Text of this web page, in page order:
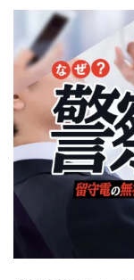
関東
茨城 栃木 群
東海
岐阜 静岡 愛
関西
大